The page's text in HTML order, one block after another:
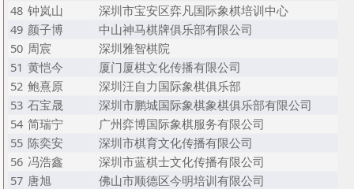
48 钟岚山
深圳市宝安区弈凡国际象棋培训中心
49 颜子博
中山神马棋牌俱乐部有限公司
50 周宸
深圳雅智棋院
51 黄恺今
厦门厦棋文化传播有限公司
52 鲍熹原
深圳汪自力国际象棋俱乐部
53 石宝晟
深圳市鹏城国际象棋象棋俱乐部有限公司
54 简瑞宁
广州弈博国际象棋服务有限公司
55 陈奕安
深圳市棋育文化传播有限公司
56 冯浩鑫
深圳市蓝棋士文化传播有限公司
57 唐旭
佛山市顺德区今明培训有限公司